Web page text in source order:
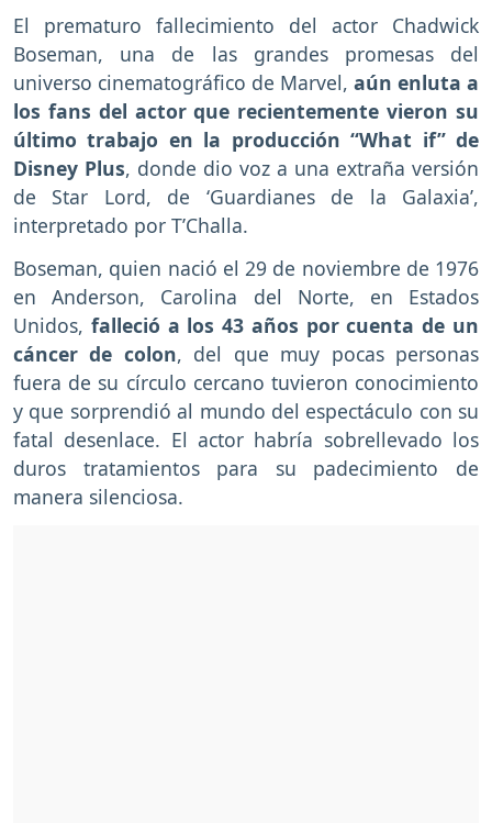
El prematuro fallecimiento del actor Chadwick
Boseman, una de las grandes promesas del
universo cinematográfico de Marvel, aún enluta a
los fans del actor que recientemente vieron su
último trabajo en la producción “What if” de
Disney Plus, donde dio voz a una extraña versión
de Star Lord, de ‘Guardianes de la Galaxia’,
interpretado por T’Challa.
Boseman, quien nació el 29 de noviembre de 1976
en Anderson, Carolina del Norte, en Estados
Unidos, falleció a los 43 años por cuenta de un
cáncer de colon, del que muy pocas personas
fuera de su círculo cercano tuvieron conocimiento
y que sorprendió al mundo del espectáculo con su
fatal desenlace. El actor habría sobrellevado los
duros tratamientos para su padecimiento de
manera silenciosa.